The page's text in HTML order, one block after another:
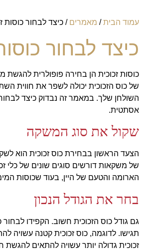
עמוד הבית/ מאמרים / כיצד לבחור כוסות
כיצד לבחור
כוסות זכוכית הן בחירה פופולרית להגשת
של כוס הזכוכית יכולה לשפר את חווית
השולחן שלך. במאמר זה נבדוק כיצד לבחור
אסתטית.
שקול את סוג המשקה
הצעד הראשון בבחירת כוס זכוכית הוא
של משקאות דורשים סוגים שונים של כלי
הארומה והטעם של היין, בעוד שכוסות
בחר את הגודל הנכון
גם גודל כוס הזכוכית חשוב. הקפידו
תגישו. לדוגמה, כוס זכוכית קטנה עשויה
זכוכית גדולה יותר עשויה להתאים להגשת